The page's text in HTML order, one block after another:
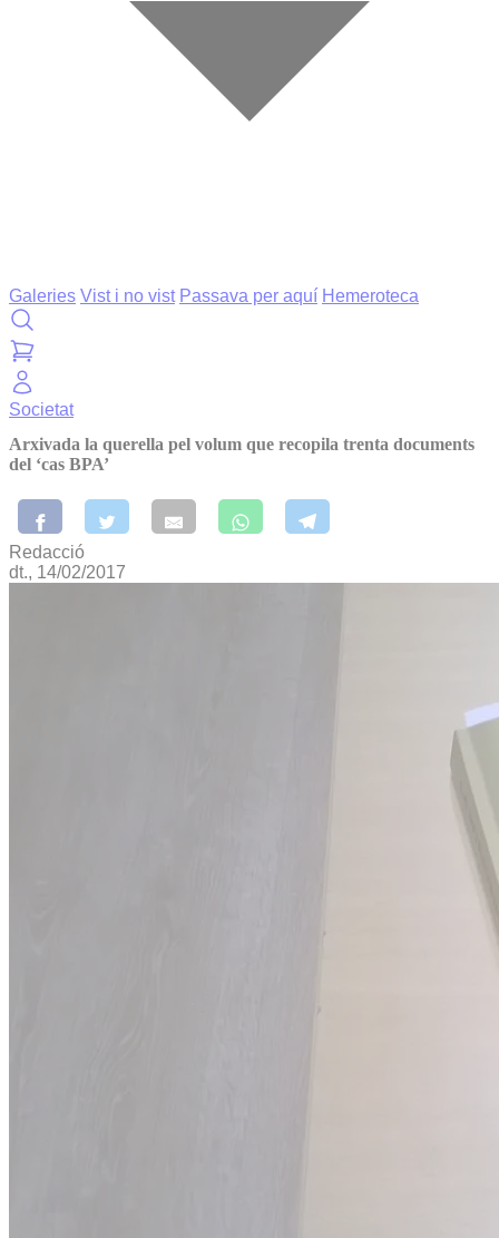
Galeries Vist i no vist Passava per aquí Hemeroteca
Societat
Arxivada la querella pel volum que recopila trenta documents
del ‘cas BPA’
Redacció
dt., 14/02/2017